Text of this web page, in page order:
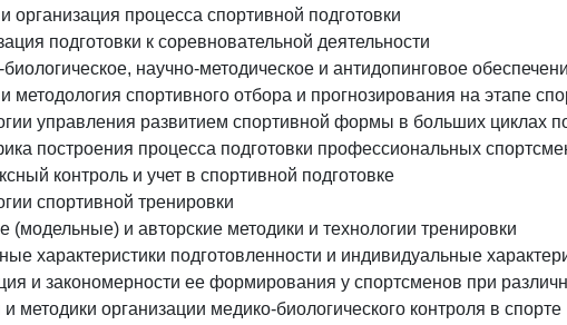
организация процесса спортивной подготовки
подготовки к соревновательной деятельности
научно-методическое и антидопинговое
методология спортивного отбора и прогнозирования на этапе
управления развитием спортивной формы в больших циклах
построения процесса подготовки профессиональных
контроль и учет в спортивной подготовке
спортивной тренировки
(модельные) и авторские методики и технологии тренировки
характеристики подготовленности и индивидуальные
и закономерности ее формирования у спортсменов при
методики организации медико-биологического контроля в спорте